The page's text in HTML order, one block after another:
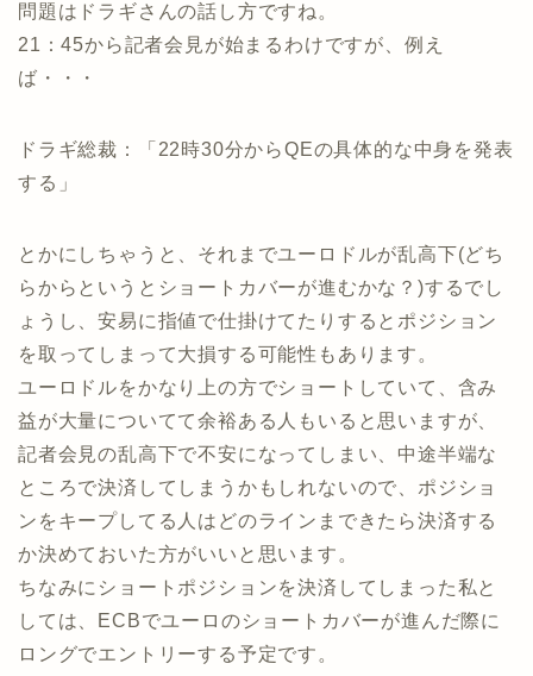
問題はドラギさんの話し方ですね。
21：45から記者会見が始まるわけですが、例え
ば・・・
ドラギ総裁：「22時30分からQEの具体的な中身を発表
する」
とかにしちゃうと、それまでユーロドルが乱高下(どち
らからというとショートカバーが進むかな？)するでし
ょうし、安易に指値で仕掛けてたりするとポジション
を取ってしまって大損する可能性もあります。
ユーロドルをかなり上の方でショートしていて、含み
益が大量についてて余裕ある人もいると思いますが、
記者会見の乱高下で不安になってしまい、中途半端な
ところで決済してしまうかもしれないので、ポジショ
ンをキープしてる人はどのラインまできたら決済する
か決めておいた方がいいと思います。
ちなみにショートポジションを決済してしまった私と
しては、ECBでユーロのショートカバーが進んだ際に
ロングでエントリーする予定です。